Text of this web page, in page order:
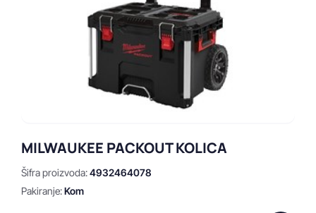
MILWAUKEE PACKOUT KOLICA
Šifra proizvoda:4932464078
Pakiranje:Kom